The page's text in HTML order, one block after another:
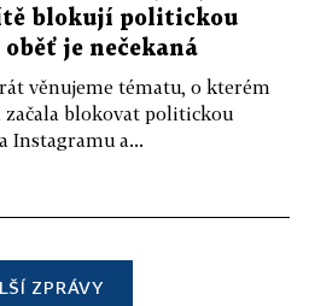
blokují politickou
je nečekaná
věnujeme tématu, o kterém
začala blokovat politickou
Instagramu a...
ZPRÁVY